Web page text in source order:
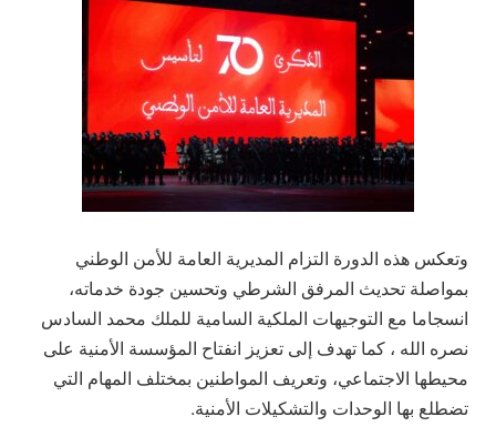
وتعكس هذه الدورة التزام المديرية العامة للأمن الوطني
بمواصلة تحديث المرفق الشرطي وتحسين جودة خدماته،
انسجاما مع التوجيهات الملكية السامية للملك محمد السادس
نصره الله ، كما تهدف إلى تعزيز انفتاح المؤسسة الأمنية على
محيطها الاجتماعي، وتعريف المواطنين بمختلف المهام التي
تضطلع بها الوحدات والتشكيلات الأمنية.